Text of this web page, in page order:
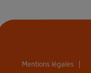
Mentions légales